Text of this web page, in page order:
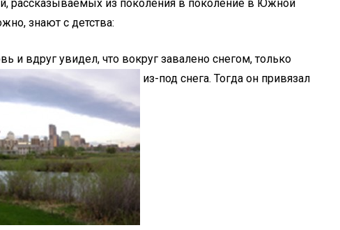
рассказываемых из поколения в поколение в Южной
знают с детства:
и вдруг увидел, что вокруг завалено снегом, только
из-под снега. Тогда он привязал